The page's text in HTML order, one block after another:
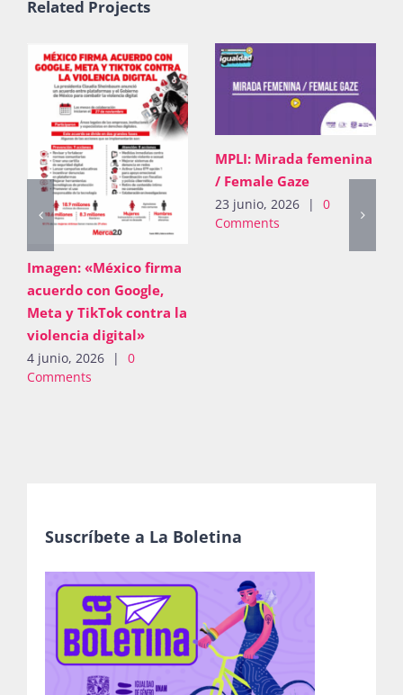
Related Projects
Imagen: «México firma
acuerdo con Google,
Meta y TikTok contra la
violencia digital»
4 junio, 2026 |
0
Comments
MPLI: Mirada femenina
/ Female Gaze
23 junio, 2026 |
0
Comments
Suscríbete a La Boletina